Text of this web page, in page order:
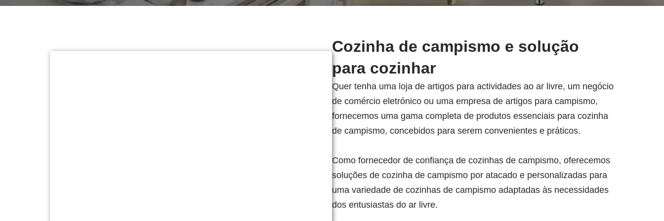
Cozinha de campismo e solução
para cozinhar
Quer tenha uma loja de artigos para actividades ao ar livre, um negócio
de comércio eletrónico ou uma empresa de artigos para campismo,
fornecemos uma gama completa de produtos essenciais para cozinha
de campismo, concebidos para serem convenientes e práticos.
Como fornecedor de confiança de cozinhas de campismo, oferecemos
soluções de cozinha de campismo por atacado e personalizadas para
uma variedade de cozinhas de campismo adaptadas às necessidades
dos entusiastas do ar livre.